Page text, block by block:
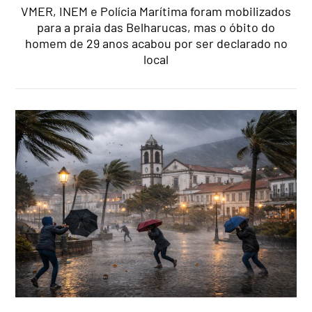
VMER, INEM e Polícia Marítima foram mobilizados
para a praia das Belharucas, mas o óbito do
homem de 29 anos acabou por ser declarado no
local